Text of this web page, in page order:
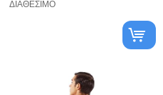
ΔΙΑΘΈΣΙΜΟ